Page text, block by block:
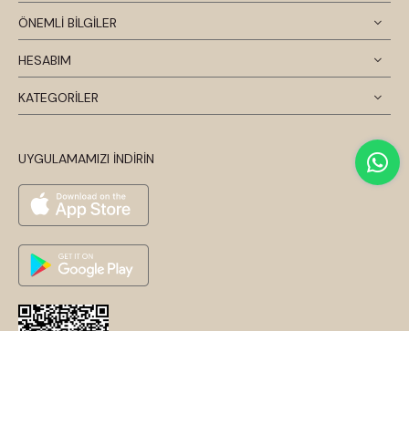
ÖNEMLİ BİLGİLER
HESABIM
KATEGORİLER
UYGULAMAMIZI İNDİRİN